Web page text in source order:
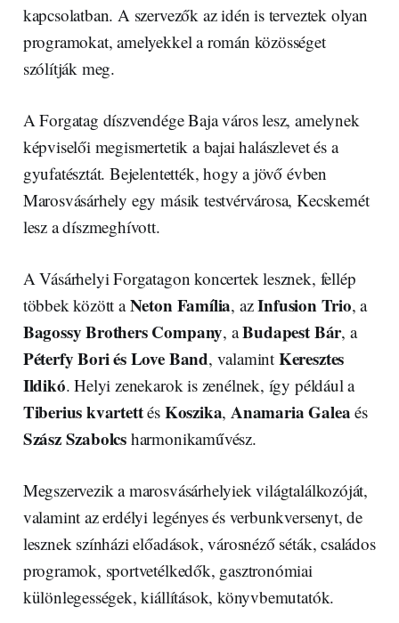
kapcsolatban. A szervezők az idén is terveztek olyan
programokat, amelyekkel a román közösséget
szólítják meg.
A Forgatag díszvendége Baja város lesz, amelynek
képviselői megismertetik a bajai halászlevet és a
gyufatésztát. Bejelentették, hogy a jövő évben
Marosvásárhely egy másik testvérvárosa, Kecskemét
lesz a díszmeghívott.
A Vásárhelyi Forgatagon koncertek lesznek, fellép
többek között aNeton Família, azInfusion Trio, a
Bagossy Brothers Company, aBudapest Bár, a
Péterfy Bori és Love Band, valamint Keresztes
Ildikó. Helyi zenekarok is zenélnek, így például a
Tiberius kvartettés Koszika, Anamaria Galea és
Szász Szabolcs harmonikaművész.
Megszervezik a marosvásárhelyiek világtalálkozóját,
valamint az erdélyi legényes és verbunkversenyt, de
lesznek színházi előadások, városnéző séták, családos
programok, sportvetélkedők, gasztronómiai
különlegességek, kiállítások, könyvbemutatók.